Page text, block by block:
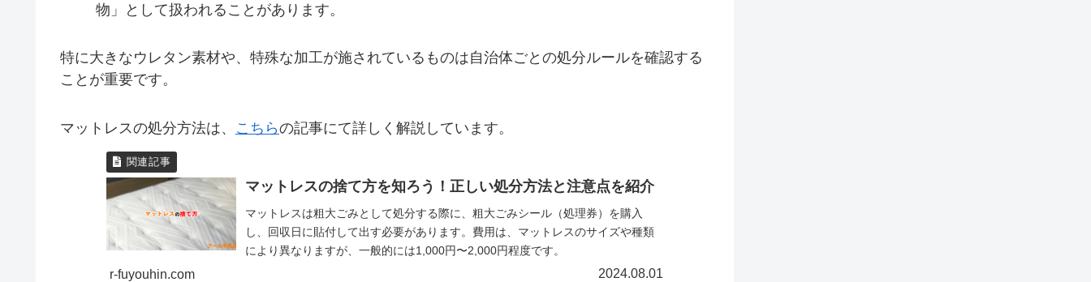
物」として扱われることがあります。
特に大きなウレタン素材や、特殊な加工が施されているものは自治体ごとの処分ルールを確認する
ことが重要です。
マットレスの処分方法は、 こちらの記事にて詳しく解説しています。
マットレスの捨て方を知ろう！正しい処分方法と注意点を紹介
マットレスは粗大ごみとして処分する際に、粗大ごみシール（処理券）を購入
し、回収日に貼付して出す必要があります。費用は、マットレスのサイズや種類
により異なりますが、一般的には1,000円〜2,000円程度です。
r-fuyouhin.com 2024.08.01